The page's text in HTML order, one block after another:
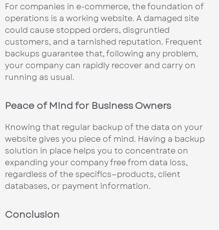
For companies in e-commerce, the foundation of
operations is a working website. A damaged site
could cause stopped orders, disgruntled
customers, and a tarnished reputation. Frequent
backups guarantee that, following any problem,
your company can rapidly recover and carry on
running as usual.
Peace of Mind for Business Owners
Knowing that regular backup of the data on your
website gives you piece of mind. Having a backup
solution in place helps you to concentrate on
expanding your company free from data loss,
regardless of the specifics—products, client
databases, or payment information.
Conclusion